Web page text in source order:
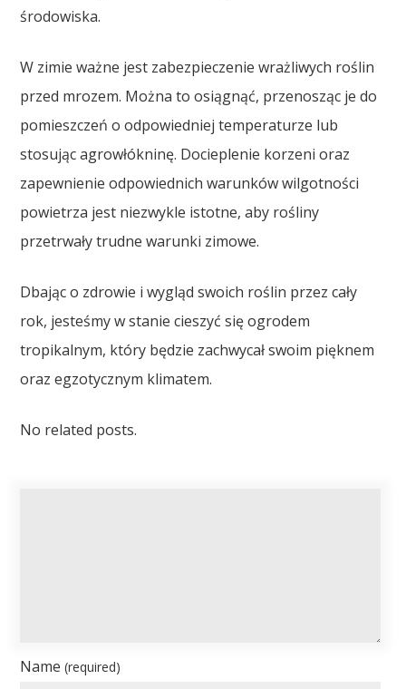
środowiska.
W zimie ważne jest zabezpieczenie wrażliwych roślin
przed mrozem. Można to osiągnąć, przenosząc je do
pomieszczeń o odpowiedniej temperaturze lub
stosując agrowłókninę. Docieplenie korzeni oraz
zapewnienie odpowiednich warunków wilgotności
powietrza jest niezwykle istotne, aby rośliny
przetrwały trudne warunki zimowe.
Dbając o zdrowie i wygląd swoich roślin przez cały
rok, jesteśmy w stanie cieszyć się ogrodem
tropikalnym, który będzie zachwycał swoim pięknem
oraz egzotycznym klimatem.
No related posts.
Name(required)